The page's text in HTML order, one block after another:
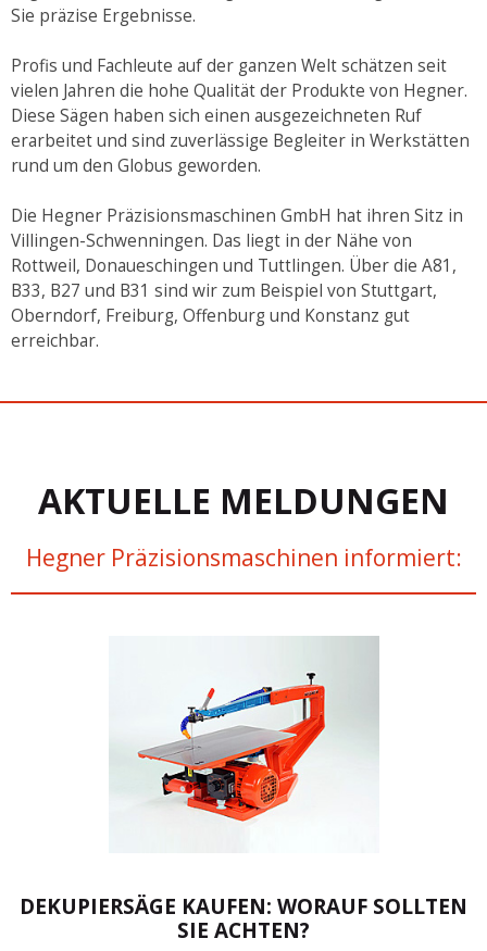
Sie präzise Ergebnisse.
Profis und Fachleute auf der ganzen Welt schätzen seit
vielen Jahren die hohe Qualität der Produkte von Hegner.
Diese Sägen haben sich einen ausgezeichneten Ruf
erarbeitet und sind zuverlässige Begleiter in Werkstätten
rund um den Globus geworden.
Die Hegner Präzisionsmaschinen GmbH hat ihren Sitz in
Villingen-Schwenningen. Das liegt in der Nähe von
Rottweil, Donaueschingen und Tuttlingen. Über die A81,
B33, B27 und B31 sind wir zum Beispiel von Stuttgart,
Oberndorf, Freiburg, Offenburg und Konstanz gut
erreichbar.
AKTUELLE MELDUNGEN
Hegner Präzisionsmaschinen informiert:
DEKUPIERSÄGE KAUFEN: WORAUF SOLLTEN
SIE ACHTEN?